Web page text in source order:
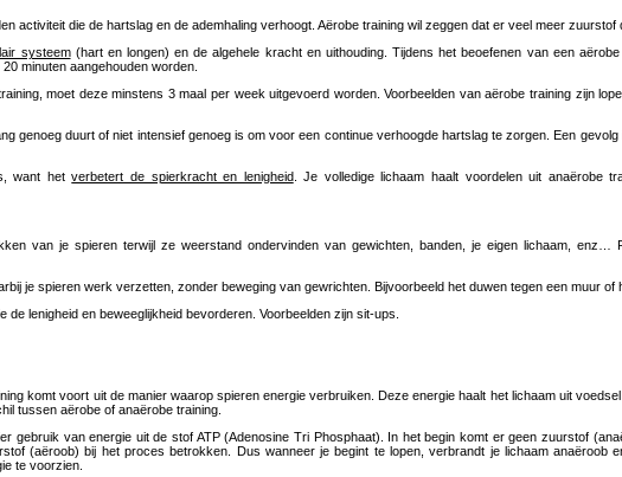
activiteit die de hartslag en de ademhaling verhoogt. Aërobe training wil zeggen dat er veel meer zuurstof
systeem(hart en longen) en de algehele kracht en uithouding. Tijdens het beoefenen van een
minuten aangehouden worden.
moet deze minstens 3 maal per week uitgevoerd worden. Voorbeelden van aërobe training zijn
genoeg duurt of niet intensief genoeg is om voor een continue verhoogde hartslag te zorgen. Een
want hetverbetert de spierkracht en lenigheid. Je volledige lichaam haalt voordelen uit anaërobe
van je spieren terwijl ze weerstand ondervinden van gewichten, banden, je eigen lichaam, enz…
je spieren werk verzetten, zonder beweging van gewrichten. Bijvoorbeeld het duwen tegen een muur of
de lenigheid en beweeglijkheid bevorderen. Voorbeelden zijn sit-ups.
komt voort uit de manier waarop spieren energie verbruiken. Deze energie haalt het lichaam uit
tussen aërobe of anaërobe training.
gebruik van energie uit de stof ATP (Adenosine Tri Phosphaat). In het begin komt er geen zuurstof
(aëroob) bij het proces betrokken. Dus wanneer je begint te lopen, verbrandt je lichaam anaëroob
te voorzien.